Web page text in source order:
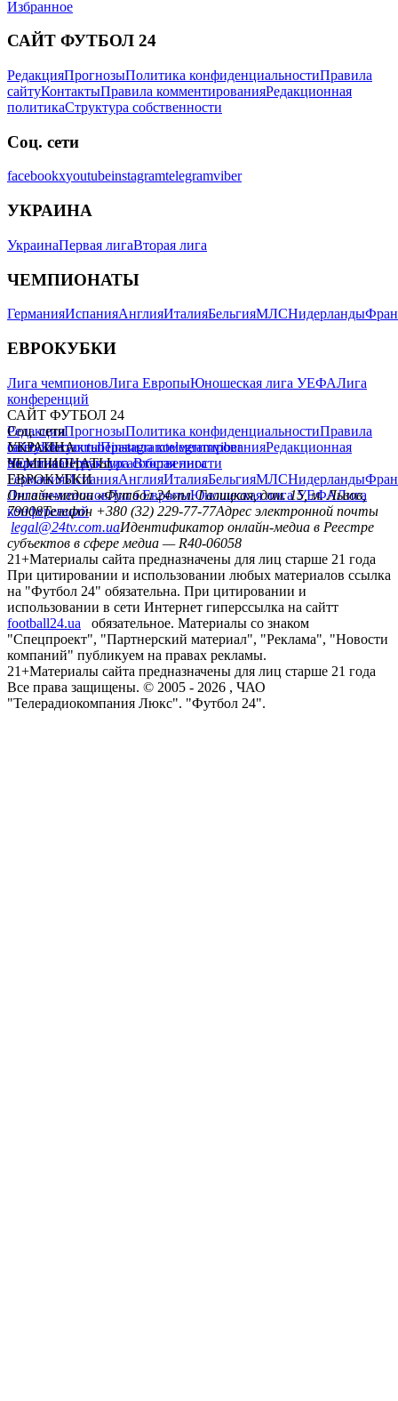
Избранное
САЙТ ФУТБОЛ 24
РедакцияПрогнозыПолитика конфиденциальностиПравила
сайтуКонтактыПравила комментированияРедакционная
политикаСтруктура собственности
Соц. сети
facebookxyoutubeinstagramtelegramviber
УКРАИНА
УкраинаПервая лигаВторая лига
ЧЕМПИОНАТЫ
ГерманияИспанияАнглияИталияБельгияМЛСНидерланды
ЕВРОКУБКИ
Лига чемпионовЛига ЕвропыЮношеская лига УЕФАЛига
конференций
САЙТ ФУТБОЛ 24
РедакцияПрогнозыПолитика конфиденциальностиПравила
сайтуКонтактыПравила комментированияРедакционная
политикаСтруктура собственности
Соц. сети
facebookxyoutubeinstagramtelegramviber
УКРАИНА
УкраинаПервая лигаВторая лига
ЧЕМПИОНАТЫ
ГерманияИспанияАнглияИталияБельгияМЛСНидерланды
ЕВРОКУБКИ
Лига чемпионовЛига ЕвропыЮношеская лига УЕФАЛига
конференций
Онлайн-медиа «Футбол 24»пл. Галицкая, дом. 15, м. Львов,
79008Телефон +380 (32) 229-77-77Адрес электронной почты
legal@24tv.com.uaИдентификатор онлайн-медиа в Реестре
субъектов в сфере медиа — R40-06058
21+Материалы сайта предназначены для лиц старше 21 года
При цитировании и использовании любых материалов ссылка
на "Футбол 24" обязательна. При цитировании и
использовании в сети Интернет гиперссылка на сайтт
football24.ua
обязательное. Материалы со знаком
"Спецпроект", "Партнерский материал", "Реклама", "Новости
компаний" публикуем на правах рекламы.
21+Материалы сайта предназначены для лиц старше 21 года
Все права защищены. © 2005 - 2026 , ЧАО
"Телерадиокомпания Люкс". "Футбол 24".